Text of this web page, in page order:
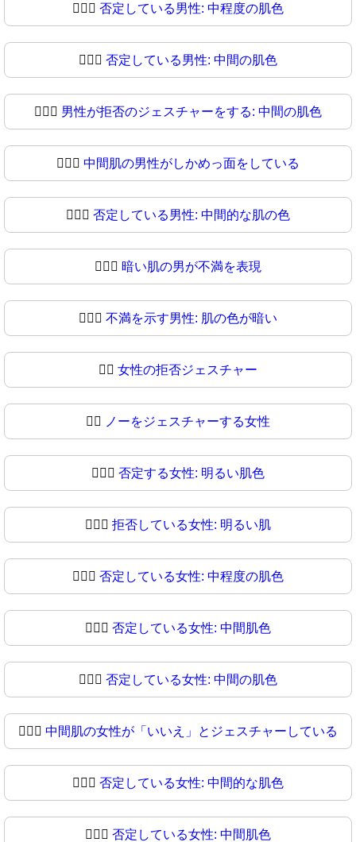
🙎🏼‍♂ 否定している男性: 中程度の肌色
🙎🏽‍♂️ 否定している男性: 中間の肌色
🙎🏽‍♂ 男性が拒否のジェスチャーをする: 中間の肌色
🙎🏾‍♂️ 中間肌の男性がしかめっ面をしている
🙎🏾‍♂ 否定している男性: 中間的な肌の色
🙎🏿‍♂️ 暗い肌の男が不満を表現
🙎🏿‍♂ 不満を示す男性: 肌の色が暗い
🙎‍♀️ 女性の拒否ジェスチャー
🙎‍♀ ノーをジェスチャーする女性
🙎🏻‍♀️ 否定する女性: 明るい肌色
🙎🏻‍♀ 拒否している女性: 明るい肌
🙎🏼‍♀️ 否定している女性: 中程度の肌色
🙎🏼‍♀ 否定している女性: 中間肌色
🙎🏽‍♀️ 否定している女性: 中間の肌色
🙎🏽‍♀ 中間肌の女性が「いいえ」とジェスチャーしている
🙎🏾‍♀️ 否定している女性: 中間的な肌色
🙎🏾‍♀ 否定している女性: 中間肌色